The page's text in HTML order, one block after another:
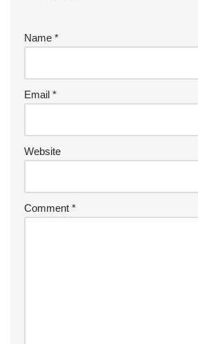
Name *
Email *
Website
Comment *